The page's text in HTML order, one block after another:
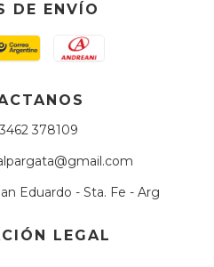
DE ENVÍO
378109
Eduardo - Sta. Fe - Arg
LEGAL